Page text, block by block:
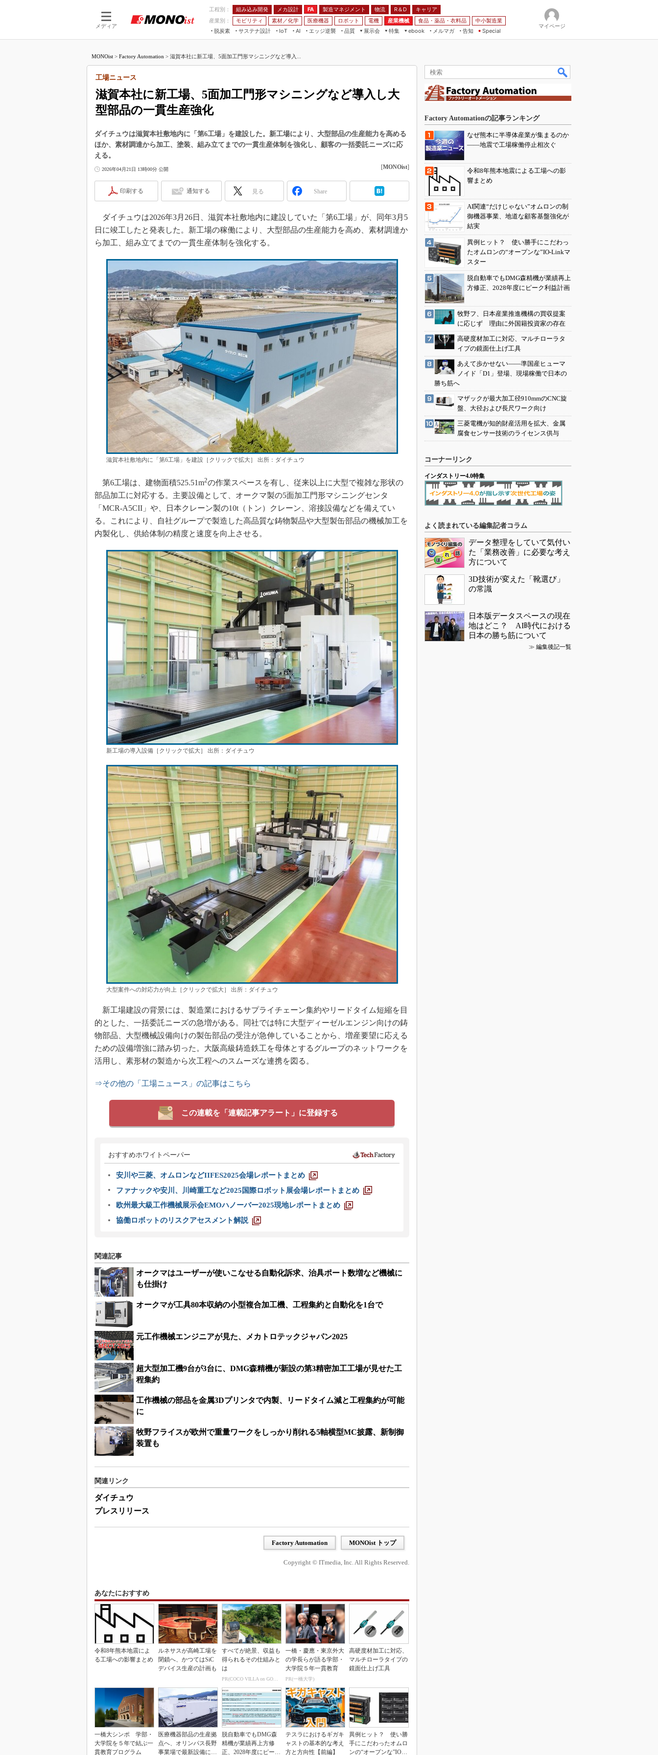
メディア
工程別： 組み込み開発 メカ設計 FA 製造マネジメント 物流 R＆D
キャリア
産業別：
モビリティ 素材／化学 医療機器 ロボット 電機 産業機械 食品・薬品・衣料品
中小製造業
脱炭素
サステナ設計
IoT
つながる工場
AI
AI×設備保全
エッジ逆襲 品質
展示会
JIMTOF
IIFES
TECHNO-FRONTIER
EdgeTech+
日本ものづくりワールド
AUTOMOTIVE WORLD
産業オープンネット展
特集
つながるクルマ
フィールドサービス
組み込み画像技術
組み込みモデリング
ISO26262
3Dプリンタ
インダストリー4.0
イノベーション
製造業ビッグデータ
メイドインジャパン
植物工場
知財マネジメント
グローバル設計・開発
制御セキュリティ
新型コロナへの対応
ebook
モビリティ
メルマガ
告知 Special
マイページ
MONOist > Factory Automation > 滋賀本社に新工場、5面加工門形マシニングなど導入...
滋賀本社に新工場、5面加工門形マシニングなど導入し大
型部品の一貫生産強化
工場ニュース
ダイチュウは滋賀本社敷地内に「第6工場」を建設した。新工場により、大型部品の生産能力を高める
ほか、素材調達から加工、塗装、組み立てまでの一貫生産体制を強化し、顧客の一括委託ニーズに応
える。
2026年04月21日 13時00分 公開 [MONOist]
印刷する 通知する 見る Share
ダイチュウは2026年3月26日、滋賀本社敷地内に建設していた「第6工場」が、同年3月5
日に竣工したと発表した。新工場の稼働により、大型部品の生産能力を高め、素材調達か
ら加工、組み立てまでの一貫生産体制を強化する。
滋賀本社敷地内に「第6工場」を建設［クリックで拡大］ 出所：ダイチュウ
第6工場は、建物面積525.51m2の作業スペースを有し、従来以上に大型で複雑な形状の
部品加工に対応する。主要設備として、オークマ製の5面加工門形マシニングセンタ
「MCR-A5CII」や、日本クレーン製の10t（トン）クレーン、溶接設備などを備えてい
る。これにより、自社グループで製造した高品質な鋳物製品や大型製缶部品の機械加工を
内製化し、供給体制の精度と速度を向上させる。
新工場の導入設備［クリックで拡大］ 出所：ダイチュウ
大型案件への対応力が向上［クリックで拡大］ 出所：ダイチュウ
新工場建設の背景には、製造業におけるサプライチェーン集約やリードタイム短縮を目
的とした、一括委託ニーズの急増がある。同社では特に大型ディーゼルエンジン向けの鋳
物部品、大型機械設備向けの製缶部品の受注が急伸していることから、増産要望に応える
ための設備増強に踏み切った。大阪高級鋳造鉄工を母体とするグループのネットワークを
活用し、素形材の製造から次工程へのスムーズな連携を図る。
⇒その他の「工場ニュース」の記事はこちら
この連載を「連載記事アラート」に登録する
おすすめホワイトペーパー
安川や三菱、オムロンなどIIFES2025会場レポートまとめ
ファナックや安川、川崎重工など2025国際ロボット展会場レポートまとめ
欧州最大級工作機械展示会EMOハノーバー2025現地レポートまとめ
協働ロボットのリスクアセスメント解説
関連記事
オークマはユーザーが使いこなせる自動化訴求、治具ポート数増など機械に
も仕掛け
オークマが工具80本収納の小型複合加工機、工程集約と自動化を1台で
元工作機械エンジニアが見た、メカトロテックジャパン2025
超大型加工機9台が3台に、DMG森精機が新設の第3精密加工工場が見せた工
程集約
工作機械の部品を金属3Dプリンタで内製、リードタイム減と工程集約が可能
に
牧野フライスが欧州で重量ワークをしっかり削れる5軸横型MC披露、新制御
装置も
関連リンク
ダイチュウ
プレスリリース
Factory Automation MONOist トップ
Copyright © ITmedia, Inc. All Rights Reserved.
あなたにおすすめ
令和8年熊本地震によ
る工場への影響まとめ
ルネサスが高崎工場を
閉鎖へ、かつてはSiC
デバイス生産の計画も
すべてが絶景、収益も
得られるその仕組みと
は
一橋・慶應・東京外大
の学長らが語る学部・
大学院５年一貫教育
PR(一橋大学)
高硬度材加工に対応、
マルチローラタイプの
鏡面仕上げ工具
一橋大シンポ 学部・
大学院を５年で結ぶ一
貫教育プログラム
医療機器部品の生産拠
点へ、オリンパス長野
事業場で最新設備に機
脱自動車でもDMG森
精機が業績再上方修
正、2028年度にピーク
テスラにおけるギガキ
ャストの基本的な考え
方と方向性【前編】
異例ヒット？ 使い勝
手にこだわったオムロ
ンの“オープンな”IO-L
Factory Automationの記事ランキング
なぜ熊本に半導体産業が集まるのか
――地震で工場稼働停止相次ぐ
令和8年熊本地震による工場への影
響まとめ
AI関連“だけじゃない”オムロンの制
御機器事業、地道な顧客基盤強化が
結実
異例ヒット？ 使い勝手にこだわっ
たオムロンの“オープンな”IO-Linkマ
スター
脱自動車でもDMG森精機が業績再上
方修正、2028年度にピーク利益計画
牧野フ、日本産業推進機構の買収提案
に応じず 理由に外国籍投資家の存在
高硬度材加工に対応、マルチローラタ
イプの鏡面仕上げ工具
あえて歩かせない――準国産ヒューマ
ノイド「D1」登場、現場稼働で日本の
勝ち筋へ
マザックが最大加工径910mmのCNC旋
盤、大径および長尺ワーク向け
三菱電機が知的財産活用を拡大、金属
腐食センサー技術のライセンス供与
コーナーリンク
インダストリー4.0特集
よく読まれている編集記者コラム
データ整理をしていて気付い
た「業務改善」に必要な考え
方について
3D技術が変えた「靴選び」
の常識
日本版データスペースの現在
地はどこ？ AI時代における
日本の勝ち筋について
≫ 編集後記一覧